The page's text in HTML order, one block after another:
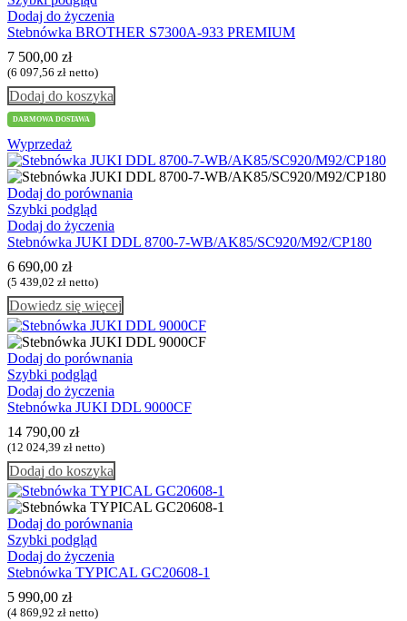
Dodaj do życzenia
Stebnówka BROTHER S7300A-933 PREMIUM
7 500,00 zł
(6 097,56 zł netto)
Dodaj do koszyka
DARMOWA DOSTAWA
Wyprzedaż
Dodaj do porównania
Szybki podgląd
Dodaj do życzenia
Stebnówka JUKI DDL 8700-7-WB/AK85/SC920/M92/CP180
6 690,00 zł
(5 439,02 zł netto)
Dowiedz się więcej
Dodaj do porównania
Szybki podgląd
Dodaj do życzenia
Stebnówka JUKI DDL 9000CF
14 790,00 zł
(12 024,39 zł netto)
Dodaj do koszyka
Dodaj do porównania
Szybki podgląd
Dodaj do życzenia
Stebnówka TYPICAL GC20608-1
5 990,00 zł
(4 869,92 zł netto)